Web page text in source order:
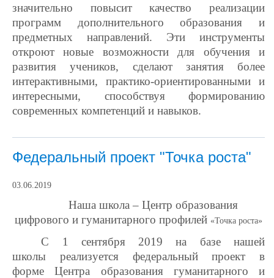
значительно повысит качество реализации
программ дополнительного образования и
предметных направлений. Эти инструменты
откроют новые возможности для обучения и
развития учеников, сделают занятия более
интерактивными, практико-ориентированными и
интересными, способствуя формированию
современных компетенций и навыков.
Федеральный проект "Точка роста"
03.06.2019
Наша школа – Центр образования
цифрового и гуманитарного профилей «Точка роста»
С 1 сентября 2019 на базе нашей
школы реализуется федеральный проект в
форме Центра образования гуманитарного и